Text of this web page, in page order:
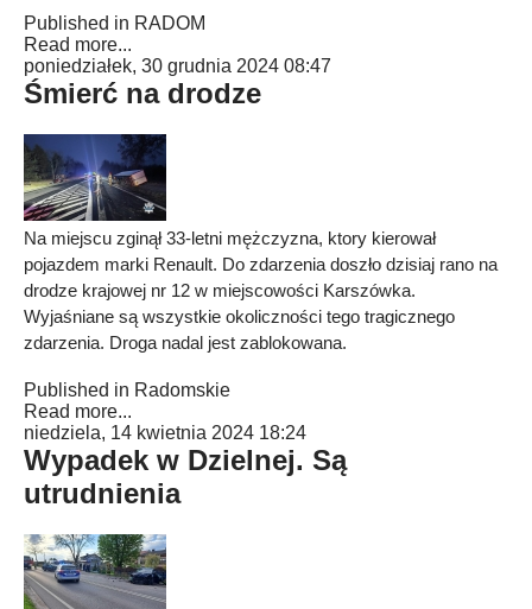
Published in RADOM
Read more...
poniedziałek, 30 grudnia 2024 08:47
Śmierć na drodze
Na miejscu zginął 33-letni mężczyzna, ktory kierował
pojazdem marki Renault. Do zdarzenia doszło dzisiaj rano na
drodze krajowej nr 12 w miejscowości Karszówka.
Wyjaśniane są wszystkie okoliczności tego tragicznego
zdarzenia. Droga nadal jest zablokowana.
Published in Radomskie
Read more...
niedziela, 14 kwietnia 2024 18:24
Wypadek w Dzielnej. Są
utrudnienia